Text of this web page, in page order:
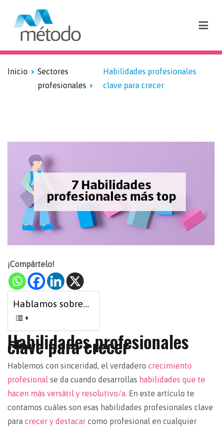
Blog sobre formación subvencionada y empleo
Inicio
Sectores
profesionales
Habilidades profesionales
clave para crecer
¡Compártelo!
Hablamos sobre...
Habilidades profesionales
clave para crecer
Hablemos con sinceridad, el verdadero crecimiento
profesional se da cuando desarrollas habilidades que te
hacen más versátil y resolutivo/a. En este artículo te
contamos cuáles son esas habilidades profesionales clave
para crecer y destacar como profesional en cualquier